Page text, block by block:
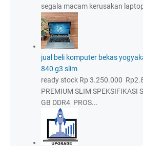
segala macam kerusakan
jual beli komputer bekas
840 g3 slim
ready stock Rp 3.250.000
PREMIUM SLIM SPEKSIFIKASI
GB DDR4 PROS...